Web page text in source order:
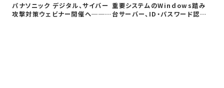
パナソニック デジタル、サイバー
攻撃対策ウェビナー開催へ──自
重要システムのWindows踏み
台サーバー、ID・パスワード認証